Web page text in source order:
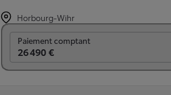
Horbourg-Wihr
Paiement comptant
26 490 €